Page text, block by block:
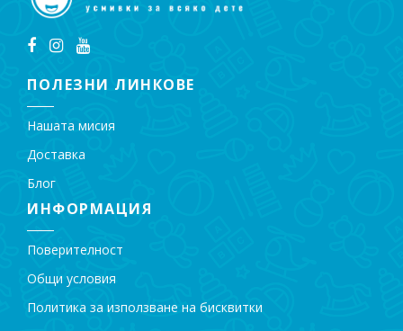
ПОЛЕЗНИ ЛИНКОВЕ
Нашата мисия
Доставка
Блог
ИНФОРМАЦИЯ
Поверителност
Общи условия
Политика за използване на бисквитки